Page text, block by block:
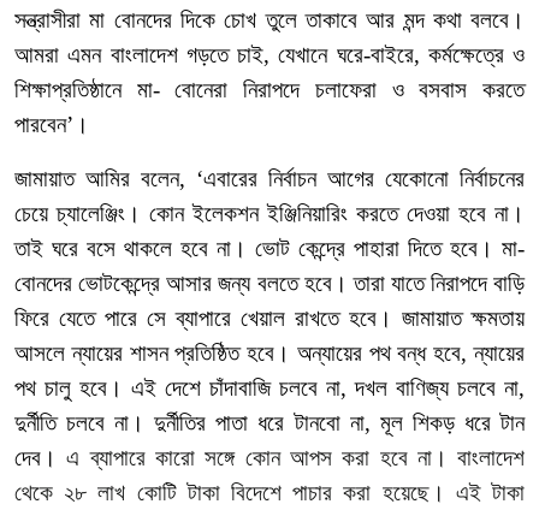
সন্ত্রাসীরা মা বোনদের দিকে চোখ তুলে তাকাবে আর মন্দ কথা বলবে।
আমরা এমন বাংলাদেশ গড়তে চাই,যেখানে ঘরে-বাইরে, কর্মক্ষেত্রে ও
শিক্ষাপ্রতিষ্ঠানে
মা-বোনেরা নিরাপদে চলাফেরা ও বসবাস
করতে
পারবেন’।
জামায়াত আমির বলেন, ‘এবারের নির্বাচন আগের যেকোনো নির্বাচনের
চেয়ে চ্যালেঞ্জিং। কোন ইলেকশন ইঞ্জিনিয়ারিং করতে দেওয়া হবে না।
তাই ঘরে বসে থাকলে হবে না। ভোট কেন্দ্রে পাহারা দিতে হবে। মা-
বোনদের ভোটকেন্দ্রে আসার জন্য বলতে হবে। তারা যাতে নিরাপদে বাড়ি
ফিরে যেতে পারে সে ব্যাপারে খেয়াল রাখতে হবে। জামায়াত ক্ষমতায়
আসলে ন্যায়ের শাসন প্রতিষ্ঠিত হবে। অন্যায়ের পথ বন্ধ হবে,ন্যায়ের
পথ চালু হবে। এই দেশে চাঁদাবাজি চলবে না,দখল বাণিজ্য চলবে না,
দুর্নীতি চলবে না। দুর্নীতির পাতা ধরে টানবো না, মূল শিকড় ধরে টান
দেব।এ ব্যাপারে কারো সঙ্গে কোন আপস করা হবে না। বাংলাদেশ
থেকে ২৮ লাখ কোটি টাকা বিদেশে পাচার করা হয়েছে। এই টাকা